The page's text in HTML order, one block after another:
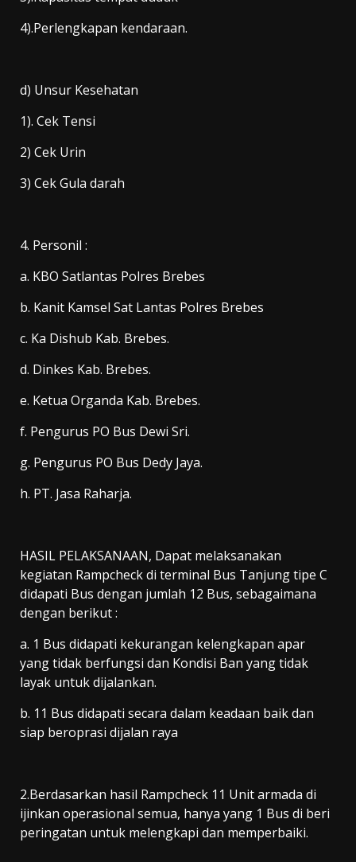
4).Perlengkapan kendaraan.
d) Unsur Kesehatan
1). Cek Tensi
2) Cek Urin
3) Cek Gula darah
4. Personil :
a. KBO Satlantas Polres Brebes
b. Kanit Kamsel Sat Lantas Polres Brebes
c. Ka Dishub Kab. Brebes.
d. Dinkes Kab. Brebes.
e. Ketua Organda Kab. Brebes.
f. Pengurus PO Bus Dewi Sri.
g. Pengurus PO Bus Dedy Jaya.
h. PT. Jasa Raharja.
HASIL PELAKSANAAN, Dapat melaksanakan
kegiatan Rampcheck di terminal Bus Tanjung tipe C
didapati Bus dengan jumlah 12 Bus, sebagaimana
dengan berikut :
a. 1 Bus didapati kekurangan kelengkapan apar
yang tidak berfungsi dan Kondisi Ban yang tidak
layak untuk dijalankan.
b. 11 Bus didapati secara dalam keadaan baik dan
siap beroprasi dijalan raya
2.Berdasarkan hasil Rampcheck 11 Unit armada di
ijinkan operasional semua, hanya yang 1 Bus di beri
peringatan untuk melengkapi dan memperbaiki.